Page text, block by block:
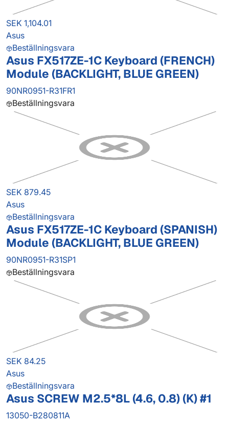
SEK 1,104.01
Asus
Beställningsvara
Asus FX517ZE-1C Keyboard (FRENCH)
Module (BACKLIGHT, BLUE GREEN)
90NR0951-R31FR1
Beställningsvara
SEK 879.45
Asus
Beställningsvara
Asus FX517ZE-1C Keyboard (SPANISH)
Module (BACKLIGHT, BLUE GREEN)
90NR0951-R31SP1
Beställningsvara
SEK 84.25
Asus
Beställningsvara
Asus SCREW M2.5*8L (4.6, 0.8) (K) #1
13050-B280811A